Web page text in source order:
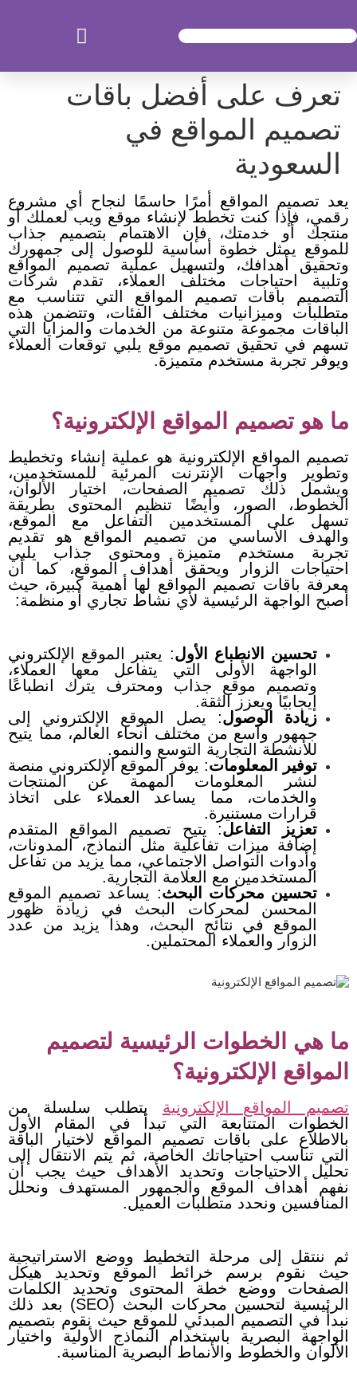
تعرف على أفضل باقات
تصميم المواقع في
السعودية
يعد تصميم المواقع أمرًا حاسمًا لنجاح أي مشروع
رقمي، فإذا كنت تخطط لإنشاء موقع ويب لعملك أو
منتجك أو خدمتك، فإن الاهتمام بتصميم جذاب
للموقع يمثل خطوة أساسية للوصول إلى جمهورك
وتحقيق أهدافك، ولتسهيل عملية تصميم المواقع
وتلبية احتياجات مختلف العملاء، تقدم شركات
التصميم باقات تصميم المواقع التي تتناسب مع
متطلبات وميزانيات مختلف الفئات، وتتضمن هذه
الباقات مجموعة متنوعة من الخدمات والمزايا التي
تسهم في تحقيق تصميم موقع يلبي توقعات العملاء
ويوفر تجربة مستخدم متميزة.
ما هو تصميم المواقع الإلكترونية؟
تصميم المواقع الإلكترونية هو عملية إنشاء وتخطيط
وتطوير واجهات الإنترنت المرئية للمستخدمين،
ويشمل ذلك تصميم الصفحات، اختيار الألوان،
الخطوط، الصور، وأيضًا تنظيم المحتوى بطريقة
تسهل على المستخدمين التفاعل مع الموقع،
والهدف الأساسي من تصميم المواقع هو تقديم
تجربة مستخدم متميزة ومحتوى جذاب يلبي
احتياجات الزوار ويحقق أهداف الموقع، كما أن
معرفة باقات تصميم المواقع لها أهمية كبيرة، حيث
أصبح الواجهة الرئيسية لأي نشاط تجاري أو منظمة:
تحسين الانطباع الأول: يعتبر الموقع الإلكتروني
الواجهة الأولى التي يتفاعل معها العملاء،
وتصميم موقع جذاب ومحترف يترك انطباعًا
إيجابيًا ويعزز الثقة.
زيادة الوصول: يصل الموقع الإلكتروني إلى
جمهور واسع من مختلف أنحاء العالم، مما يتيح
للأنشطة التجارية التوسع والنمو.
توفير المعلومات: يوفر الموقع الإلكتروني منصة
لنشر المعلومات المهمة عن المنتجات
والخدمات، مما يساعد العملاء على اتخاذ
قرارات مستنيرة.
تعزيز التفاعل: يتيح تصميم المواقع المتقدم
إضافة ميزات تفاعلية مثل النماذج، المدونات،
وأدوات التواصل الاجتماعي، مما يزيد من تفاعل
المستخدمين مع العلامة التجارية.
تحسين محركات البحث: يساعد تصميم الموقع
المحسن لمحركات البحث في زيادة ظهور
الموقع في نتائج البحث، وهذا يزيد من عدد
الزوار والعملاء المحتملين.
ما هي الخطوات الرئيسية لتصميم
المواقع الإلكترونية؟
تصميم المواقع الإلكترونية يتطلب سلسلة من
الخطوات المتتابعة التي تبدأ في المقام الأول
بالاطلاع على باقات تصميم المواقع لاختيار الباقة
التي تناسب احتياجاتك الخاصة، ثم يتم الانتقال إلى
تحليل الاحتياجات وتحديد الأهداف حيث يجب أن
نفهم أهداف الموقع والجمهور المستهدف ونحلل
المنافسين ونحدد متطلبات العميل.
ثم ننتقل إلى مرحلة التخطيط ووضع الاستراتيجية
حيث نقوم برسم خرائط الموقع وتحديد هيكل
الصفحات ووضع خطة المحتوى وتحديد الكلمات
الرئيسية لتحسين محركات البحث (SEO) بعد ذلك
نبدأ في التصميم المبدئي للموقع حيث نقوم بتصميم
الواجهة البصرية باستخدام النماذج الأولية واختيار
الألوان والخطوط والأنماط البصرية المناسبة.